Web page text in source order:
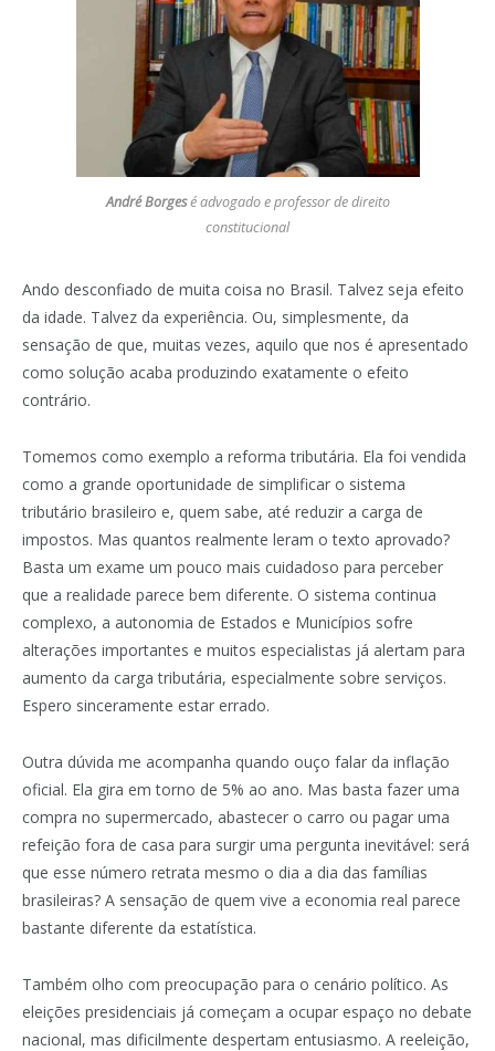
André Borgesé advogado e professor de direito
constitucional
Ando desconfiado de muita coisa no Brasil. Talvez seja efeito
da idade. Talvez da experiência. Ou, simplesmente, da
sensação de que, muitas vezes, aquilo que nos é apresentado
como solução acaba produzindo exatamente o efeito
contrário.
Tomemos como exemplo a reforma tributária. Ela foi vendida
como a grande oportunidade de simplificar o sistema
tributário brasileiro e, quem sabe, até reduzir a carga de
impostos. Mas quantos realmente leram o texto aprovado?
Basta um exame um pouco mais cuidadoso para perceber
que a realidade parece bem diferente. O sistema continua
complexo, a autonomia de Estados e Municípios sofre
alterações importantes e muitos especialistas já alertam para
aumento da carga tributária, especialmente sobre serviços.
Espero sinceramente estar errado.
Outra dúvida me acompanha quando ouço falar da inflação
oficial. Ela gira em torno de 5% ao ano. Mas basta fazer uma
compra no supermercado, abastecer o carro ou pagar uma
refeição fora de casa para surgir uma pergunta inevitável: será
que esse número retrata mesmo o dia a dia das famílias
brasileiras? A sensação de quem vive a economia real parece
bastante diferente da estatística.
Também olho com preocupação para o cenário político. As
eleições presidenciais já começam a ocupar espaço no debate
nacional, mas dificilmente despertam entusiasmo. A reeleição,